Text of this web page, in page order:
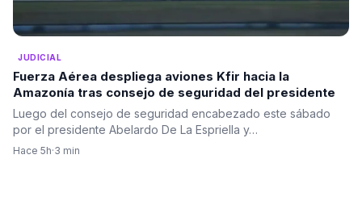
JUDICIAL
Fuerza Aérea despliega aviones Kfir hacia la
Amazonía tras consejo de seguridad del presidente
Luego del consejo de seguridad encabezado este sábado
por el presidente Abelardo De La Espriella y…
Hace 5h·3 min